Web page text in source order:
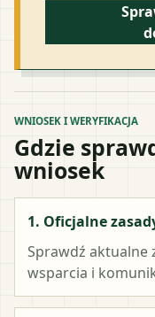
WNIOSEK I WERYFIKACJA
Gdzie
wniosek
1. Oficjalne
Sprawdź aktualne
wsparcia i